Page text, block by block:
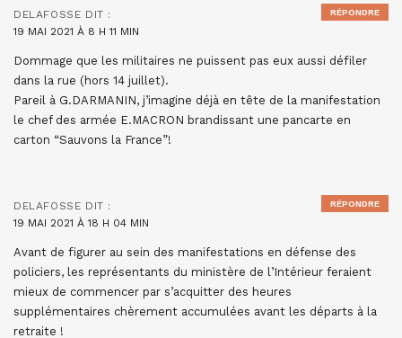
DELAFOSSE DIT :
19 MAI 2021 À 8 H 11 MIN
Dommage que les militaires ne puissent pas eux aussi défiler
dans la rue (hors 14 juillet).
Pareil à G.DARMANIN, j’imagine déjà en tête de la manifestation
le chef des armée E.MACRON brandissant une pancarte en
carton “Sauvons la France”!
RÉPONDRE
DELAFOSSE DIT :
19 MAI 2021 À 18 H 04 MIN
Avant de figurer au sein des manifestations en défense des
policiers, les représentants du ministère de l’Intérieur feraient
mieux de commencer par s’acquitter des heures
supplémentaires chèrement accumulées avant les départs à la
retraite !
RÉPONDRE